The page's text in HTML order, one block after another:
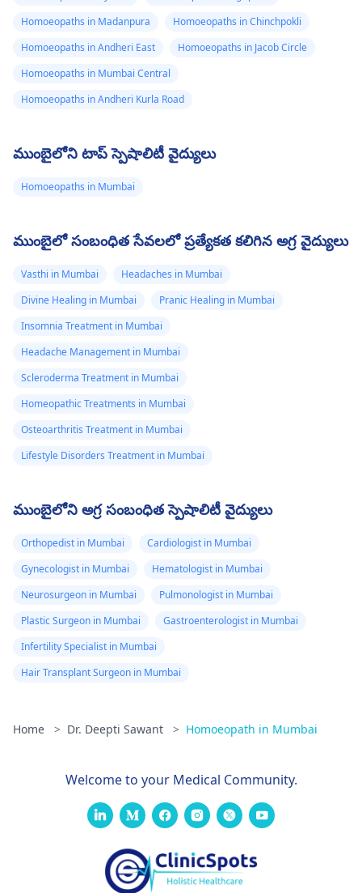
Homoeopaths in Madanpura
Homoeopaths in Chinchpokli
Homoeopaths in Andheri East
Homoeopaths in Jacob Circle
Homoeopaths in Mumbai Central
Homoeopaths in Andheri Kurla Road
ముంబైలోని టాప్ స్పెషాలిటీ వైద్యులు
Homoeopaths in Mumbai
ముంబైలో సంబంధిత సేవలలో ప్రత్యేకత కలిగిన అగ్ర వైద్యులు
Vasthi in Mumbai
Headaches in Mumbai
Divine Healing in Mumbai
Pranic Healing in Mumbai
Insomnia Treatment in Mumbai
Headache Management in Mumbai
Scleroderma Treatment in Mumbai
Homeopathic Treatments in Mumbai
Osteoarthritis Treatment in Mumbai
Lifestyle Disorders Treatment in Mumbai
ముంబైలోని అగ్ర సంబంధిత స్పెషాలిటీ వైద్యులు
Orthopedist in Mumbai
Cardiologist in Mumbai
Gynecologist in Mumbai
Hematologist in Mumbai
Neurosurgeon in Mumbai
Pulmonologist in Mumbai
Plastic Surgeon in Mumbai
Gastroenterologist in Mumbai
Infertility Specialist in Mumbai
Hair Transplant Surgeon in Mumbai
Home > Dr. Deepti Sawant > Homoeopath in Mumbai
Welcome to your Medical Community.